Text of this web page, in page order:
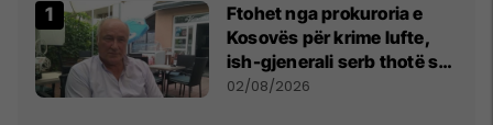
Ftohet nga prokuroria e
Kosovës për krime lufte,
ish-gjenerali serb thotë se
dikush e tradhtoi në
02/08/2026